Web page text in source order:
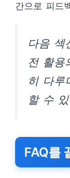
간으로 피드
다음 섹
전 활용
히 다루
할 수
FAQ를